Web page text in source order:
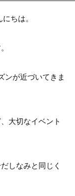
ちは。
ンが近づいてきま
大切なイベント
しなみと同じく